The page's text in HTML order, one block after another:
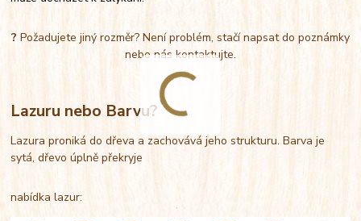
? Požadujete jiný rozměr? Není problém, stačí napsat do poznámky
nebo nás kontaktujte.
Lazuru nebo Barvu?
Lazura proniká do dřeva a zachovává jeho strukturu. Barva je
sytá, dřevo úplně překryje
nabídka lazur: